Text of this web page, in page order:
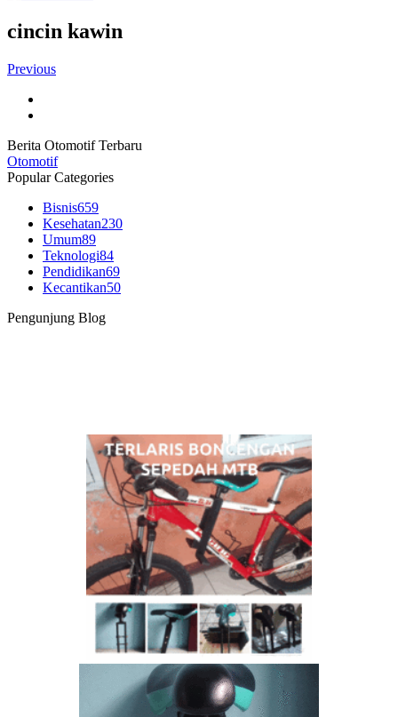
cincin kawin
Previous
Berita Otomotif Terbaru
Otomotif
Popular Categories
Bisnis659
Kesehatan230
Umum89
Teknologi84
Pendidikan69
Kecantikan50
Pengunjung Blog